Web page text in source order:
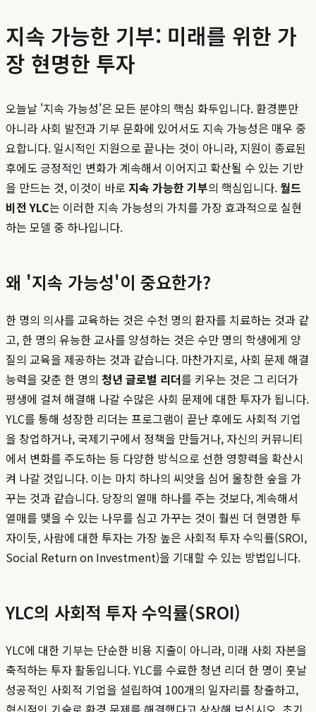
지속 가능한 기부: 미래를 위한 가
장 현명한 투자
오늘날 '지속 가능성'은 모든 분야의 핵심 화두입니다. 환경뿐만
아니라 사회 발전과 기부 문화에 있어서도 지속 가능성은 매우 중
요합니다. 일시적인 지원으로 끝나는 것이 아니라, 지원이 종료된
후에도 긍정적인 변화가 계속해서 이어지고 확산될 수 있는 기반
을 만드는 것, 이것이 바로 지속 가능한 기부의 핵심입니다. 월드
비전 YLC는 이러한 지속 가능성의 가치를 가장 효과적으로 실현
하는 모델 중 하나입니다.
왜 '지속 가능성'이 중요한가?
한 명의 의사를 교육하는 것은 수천 명의 환자를 치료하는 것과 같
고, 한 명의 유능한 교사를 양성하는 것은 수만 명의 학생에게 양
질의 교육을 제공하는 것과 같습니다. 마찬가지로, 사회 문제 해결
능력을 갖춘 한 명의 청년 글로벌 리더를 키우는 것은 그 리더가
평생에 걸쳐 해결해 나갈 수많은 사회 문제에 대한 투자가 됩니다.
YLC를 통해 성장한 리더는 프로그램이 끝난 후에도 사회적 기업
을 창업하거나, 국제기구에서 정책을 만들거나, 자신의 커뮤니티
에서 변화를 주도하는 등 다양한 방식으로 선한 영향력을 확산시
켜 나갈 것입니다. 이는 마치 하나의 씨앗을 심어 울창한 숲을 가
꾸는 것과 같습니다. 당장의 열매 하나를 주는 것보다, 계속해서
열매를 맺을 수 있는 나무를 심고 가꾸는 것이 훨씬 더 현명한 투
자이듯, 사람에 대한 투자는 가장 높은 사회적 투자 수익률(SROI,
Social Return on Investment)을 기대할 수 있는 방법입니다.
YLC의 사회적 투자 수익률(SROI)
YLC에 대한 기부는 단순한 비용 지출이 아니라, 미래 사회 자본을
축적하는 투자 활동입니다. YLC를 수료한 청년 리더 한 명이 훗날
성공적인 사회적 기업을 설립하여 100개의 일자리를 창출하고,